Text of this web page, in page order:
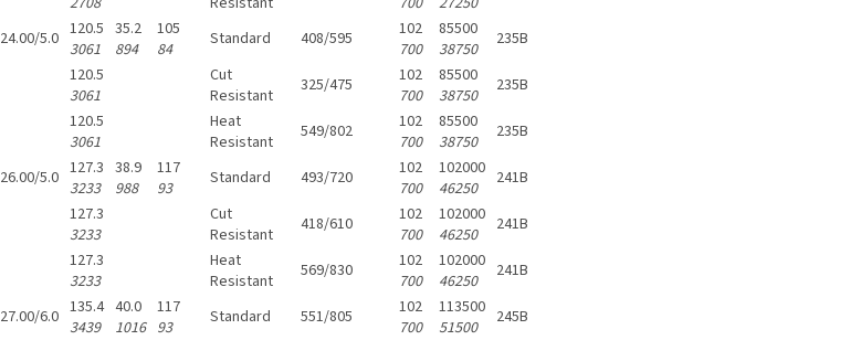
24.00/5.0 120.5
3061
35.2
894
105
84
Standard 408/595
102
700
85500
38750
235B
120.5
3061
Cut
Resistant
325/475
102
700
85500
38750
235B
120.5
3061
Heat
Resistant
549/802
102
700
85500
38750
235B
26.00/5.0 127.3
3233
38.9
988
117
93
Standard 493/720
102
700
102000
46250
241B
127.3
3233
Cut
Resistant
418/610
102
700
102000
46250
241B
127.3
3233
Heat
Resistant
569/830
102
700
102000
46250
241B
27.00/6.0 135.4
3439
40.0
1016
117
93
Standard 551/805
102
700
113500
51500
245B